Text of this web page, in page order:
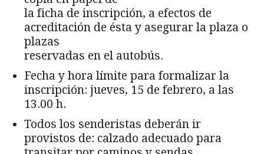
la ficha de inscripción, a efectos de
acreditación de ésta y asegurar la plaza o
plazas
reservadas en el autobús.
Fecha y hora límite para formalizar la
inscripción: jueves, 15 de febrero, a las
13.00 h.
Todos los senderistas deberán ir
provistos de: calzado adecuado para